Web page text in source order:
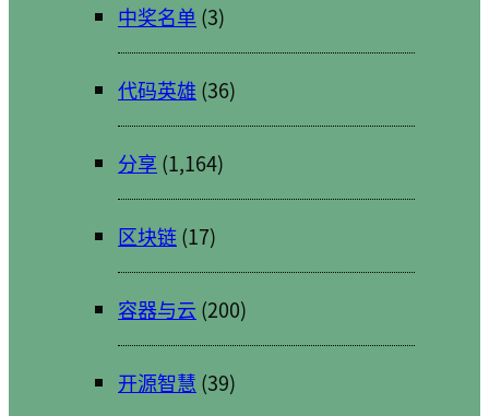
中奖名单 (3)
代码英雄 (36)
分享 (1,164)
区块链(17)
容器与云 (200)
开源智慧 (39)